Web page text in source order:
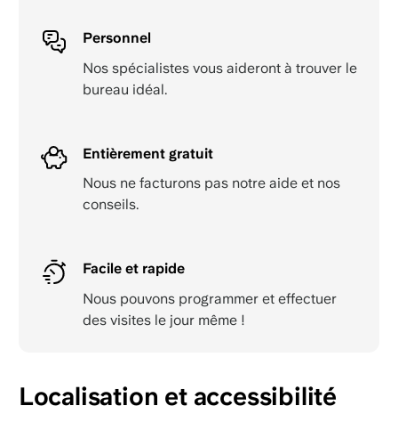
Personnel
Nos spécialistes vous aideront à trouver le
bureau idéal.
Entièrement gratuit
Nous ne facturons pas notre aide et nos
conseils.
Facile et rapide
Nous pouvons programmer et effectuer
des visites le jour même !
Localisation et accessibilité